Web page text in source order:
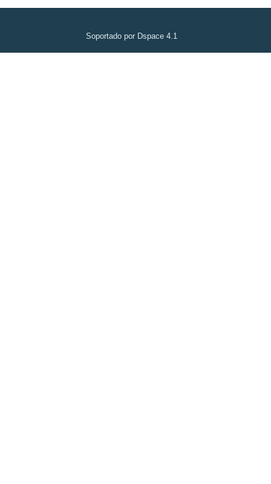
Soportado por Dspace 4.1